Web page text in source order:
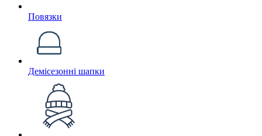
Повязки
Демісезонні шапки